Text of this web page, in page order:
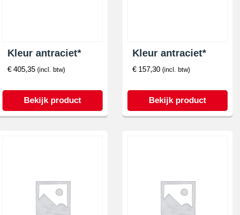
Kleur antraciet*
€ 405,35 (incl. btw)
Bekijk product
Kleur antraciet*
€ 157,30 (incl. btw)
Bekijk product